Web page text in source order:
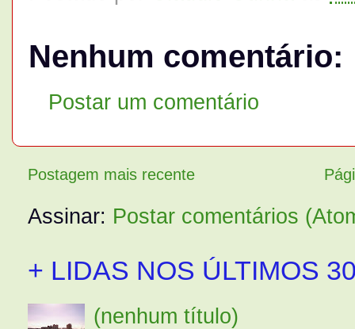
Nenhum comentário:
Postar um comentário
Postagem mais recente
Assinar: Postar comentários
+ LIDAS NOS ÚLTIMOS
(nenhum título)